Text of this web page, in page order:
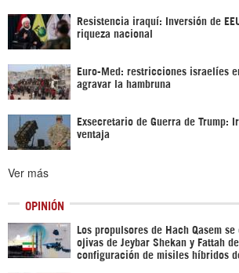
Resistencia iraquí: Inversión de
riqueza nacional
Euro-Med: restricciones israelíes
agravar la hambruna
Exsecretario de Guerra de Trump:
ventaja
Ver más
OPINIÓN
Los propulsores de Hach Qasem
ojivas de Jeybar Shekan y Fattah
configuración de misiles híbridos